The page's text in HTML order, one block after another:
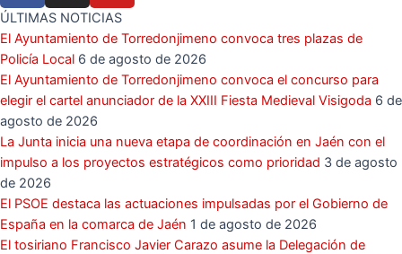
ÚLTIMAS NOTICIAS
El Ayuntamiento de Torredonjimeno convoca tres plazas de
Policía Local 6 de agosto de 2026
El Ayuntamiento de Torredonjimeno convoca el concurso para
elegir el cartel anunciador de la XXIII Fiesta Medieval Visigoda 6 de
agosto de 2026
La Junta inicia una nueva etapa de coordinación en Jaén con el
impulso a los proyectos estratégicos como prioridad 3 de agosto
de 2026
El PSOE destaca las actuaciones impulsadas por el Gobierno de
España en la comarca de Jaén 1 de agosto de 2026
El tosiriano Francisco Javier Carazo asume la Delegación de